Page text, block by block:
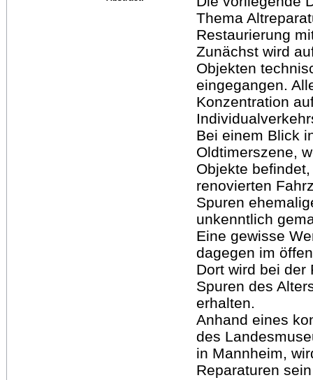
Thema
Restaurierung
Zunächst wird
Objekten
eingegangen.
Konzentration
Bei einem Blick
Oldtimerszene,
Objekte
renovierten
Spuren
unkenntlich
Eine gewisse
dagegen im
Dort wird bei der
Spuren des
erhalten.
Anhand eines
des
in Mannheim,
Reparaturen